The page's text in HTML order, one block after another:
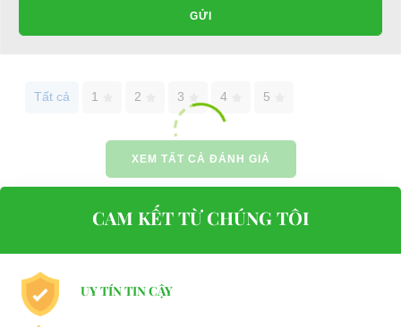
GỬI
Tất cả 1 2 3 4 5
XEM TẤT CẢ ĐÁNH GIÁ
CAM KẾT TỪ CHÚNG TÔI
UY TÍN TIN CẬY